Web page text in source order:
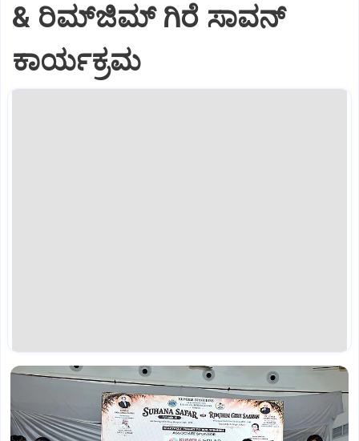
& ರಿಮ್‌ಜಿಮ್ ಗಿರೆ ಸಾವನ್
ಕಾರ್ಯಕ್ರಮ